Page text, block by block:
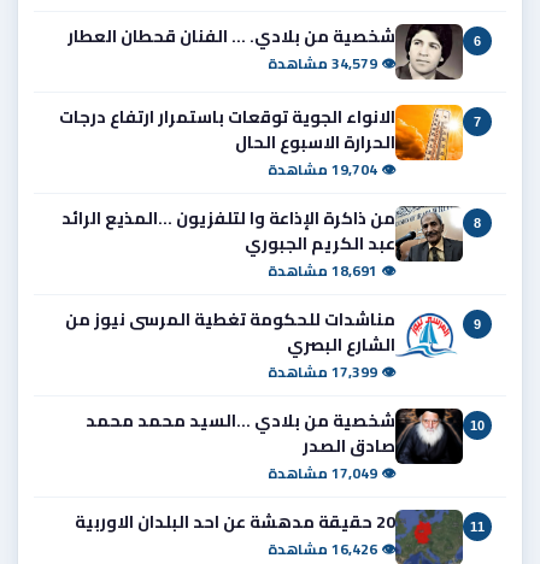
6 شخصية من بلادي. ... الفنان قحطان العطار
👁 34,579 مشاهدة
7
الانواء الجوية توقعات باستمرار ارتفاع درجات
الحرارة الاسبوع الحال
👁 19,704 مشاهدة
8
من ذاكرة الإذاعة وا لتلفزيون ...المذيع الرائد
عبد الكريم الجبوري
👁 18,691 مشاهدة
9
مناشدات للحكومة تغطية المرسى نيوز من
الشارع البصري
👁 17,399 مشاهدة
10
شخصية من بلادي ...السيد محمد محمد
صادق الصدر
👁 17,049 مشاهدة
11 20 حقيقة مدهشة عن احد البلدان الاوربية
👁 16,426 مشاهدة